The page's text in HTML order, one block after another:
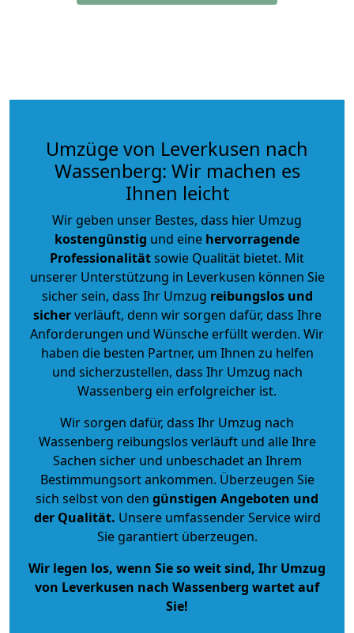
Umzüge von Leverkusen nach
Wassenberg: Wir machen es
Ihnen leicht
Wir geben unser Bestes, dass hier Umzug
kostengünstig und eine hervorragende
Professionalitätsowie Qualität bietet. Mit
unserer Unterstützung in Leverkusen können Sie
sicher sein, dass Ihr Umzug reibungslos und
sicherverläuft, denn wir sorgen dafür, dass Ihre
Anforderungen und Wünsche erfüllt werden. Wir
haben die besten Partner, um Ihnen zu helfen
und sicherzustellen, dass Ihr Umzug nach
Wassenberg ein erfolgreicher ist.
Wir sorgen dafür, dass Ihr Umzug nach
Wassenberg reibungslos verläuft und alle Ihre
Sachen sicher und unbeschadet an Ihrem
Bestimmungsort ankommen. Überzeugen Sie
sich selbst von den günstigen Angeboten und
der Qualität. Unsere umfassender Service wird
Sie garantiert überzeugen.
Wir legen los, wenn Sie so weit sind, Ihr Umzug
von Leverkusen nach Wassenberg wartet auf
Sie!